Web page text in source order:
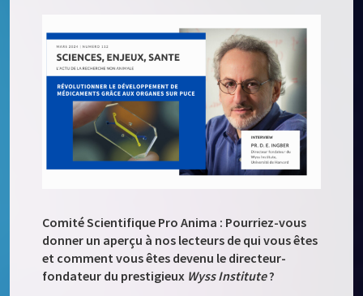
Comité Scientifique Pro Anima : Pourriez-vous
donner un aperçu à nos lecteurs de qui vous êtes
et comment vous êtes devenu le directeur-
fondateur du prestigieux Wyss Institute?